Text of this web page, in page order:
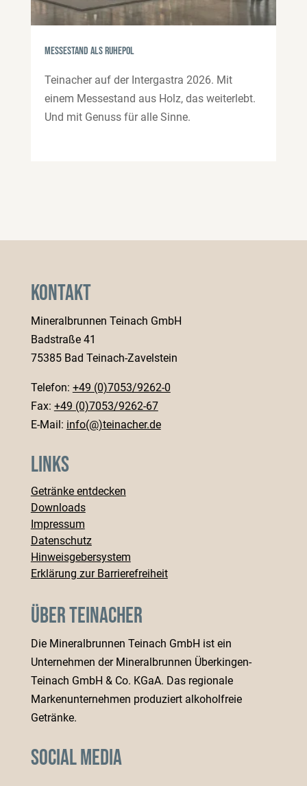
Messestand als Ruhepol
Teinacher auf der Intergastra 2026. Mit
einem Messestand aus Holz, das weiterlebt.
Und mit Genuss für alle Sinne.
Kontakt
Mineralbrunnen Teinach GmbH
Badstraße 41
75385 Bad Teinach-Zavelstein
Telefon: +49 (0)7053/9262-0
Fax: +49 (0)7053/9262-67
E-Mail: info(@)teinacher.de
Links
Getränke entdecken
Downloads
Impressum
Datenschutz
Hinweisgebersystem
Erklärung zur Barrierefreiheit
Über Teinacher
Die Mineralbrunnen Teinach GmbH ist ein
Unternehmen der Mineralbrunnen Überkingen-
Teinach GmbH & Co. KGaA. Das regionale
Markenunternehmen produziert alkoholfreie
Getränke.
Social Media